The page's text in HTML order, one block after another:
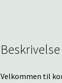
Beskrivelse
Velkommen til